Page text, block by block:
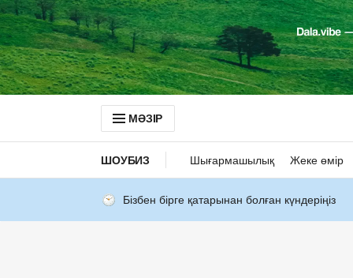
МӘЗІР
ШОУБИЗ Шығармашылық Жеке өмір
Бізбен бірге қатарынан болған күндеріңіз